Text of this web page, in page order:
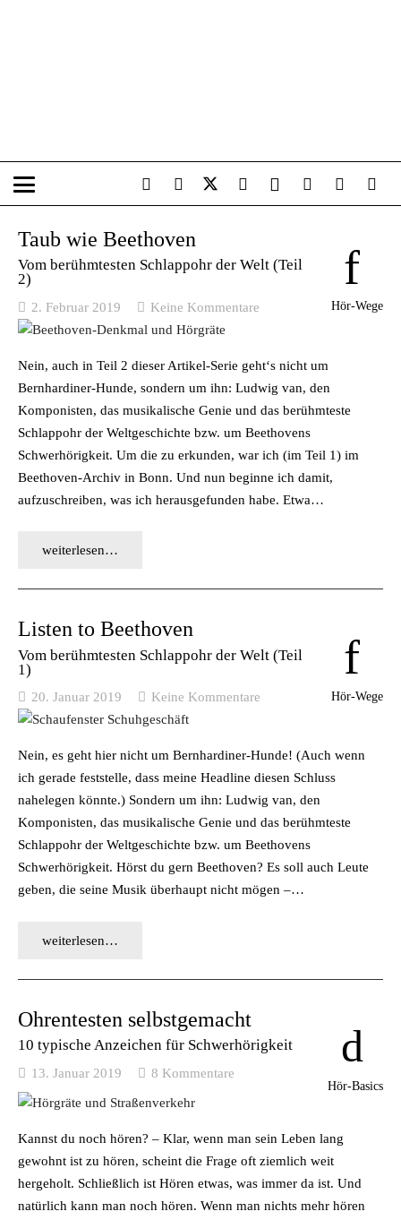
Taub wie Beethoven
Vom berühmtesten Schlappohr der Welt (Teil
2)
2. Februar 2019 Keine Kommentare Hör-Wege
Nein, auch in Teil 2 dieser Artikel-Serie geht‘s nicht um
Bernhardiner-Hunde, sondern um ihn: Ludwig van, den
Komponisten, das musikalische Genie und das berühmteste
Schlappohr der Weltgeschichte bzw. um Beethovens
Schwerhörigkeit. Um die zu erkunden, war ich (im Teil 1) im
Beethoven-Archiv in Bonn. Und nun beginne ich damit,
aufzuschreiben, was ich herausgefunden habe. Etwa…
weiterlesen…
Listen to Beethoven
Vom berühmtesten Schlappohr der Welt (Teil
1)
20. Januar 2019 Keine Kommentare Hör-Wege
Nein, es geht hier nicht um Bernhardiner-Hunde! (Auch wenn
ich gerade feststelle, dass meine Headline diesen Schluss
nahelegen könnte.) Sondern um ihn: Ludwig van, den
Komponisten, das musikalische Genie und das berühmteste
Schlappohr der Weltgeschichte bzw. um Beethovens
Schwerhörigkeit. Hörst du gern Beethoven? Es soll auch Leute
geben, die seine Musik überhaupt nicht mögen –…
weiterlesen…
Ohrentesten selbstgemacht
10 typische Anzeichen für Schwerhörigkeit
13. Januar 2019 8 Kommentare
Hör-Basics
Kannst du noch hören? – Klar, wenn man sein Leben lang
gewohnt ist zu hören, scheint die Frage oft ziemlich weit
hergeholt. Schließlich ist Hören etwas, was immer da ist. Und
natürlich kann man noch hören. Wenn man nichts mehr hören